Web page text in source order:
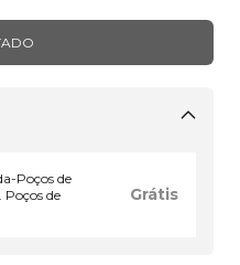
Poços de
de
Grátis